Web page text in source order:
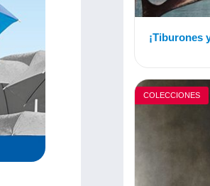
¡Tiburones
COLECCIONES